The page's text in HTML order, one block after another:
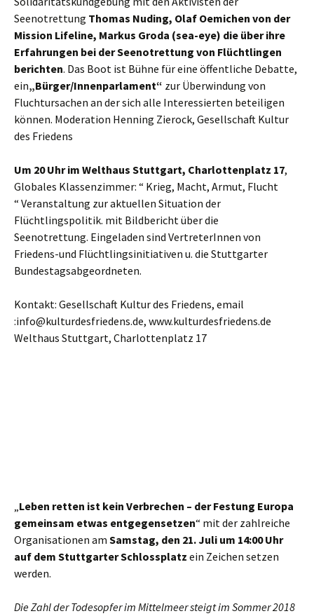
Seenotrettung Thomas Nuding, Olaf Oemichen von der
Mission Lifeline, Markus Groda (sea-eye) die über ihre
Erfahrungen bei der Seenotrettung von Flüchtlingen
berichten. Das Boot ist Bühne für eine öffentliche Debatte,
ein„Bürger/Innenparlament“ zur Überwindung von
Fluchtursachen an der sich alle Interessierten beteiligen
können. Moderation Henning Zierock, Gesellschaft Kultur
des Friedens
Um 20 Uhr im Welthaus Stuttgart, Charlottenplatz 17,
Globales Klassenzimmer: “ Krieg, Macht, Armut, Flucht
“ Veranstaltung zur aktuellen Situation der
Flüchtlingspolitik. mit Bildbericht über die
Seenotrettung. Eingeladen sind VertreterInnen von
Friedens-und Flüchtlingsinitiativen u. die Stuttgarter
Bundestagsabgeordneten.
Kontakt: Gesellschaft Kultur des Friedens, email
:info@kulturdesfriedens.de, www.kulturdesfriedens.de
Welthaus Stuttgart, Charlottenplatz 17
„Leben retten ist kein Verbrechen – der Festung Europa
gemeinsam etwas entgegensetzen“ mit der zahlreiche
Organisationen am Samstag, den 21. Juli um 14:00 Uhr
auf dem Stuttgarter Schlossplatz ein Zeichen setzen
werden.
Die Zahl der Todesopfer im Mittelmeer steigt im Sommer 2018